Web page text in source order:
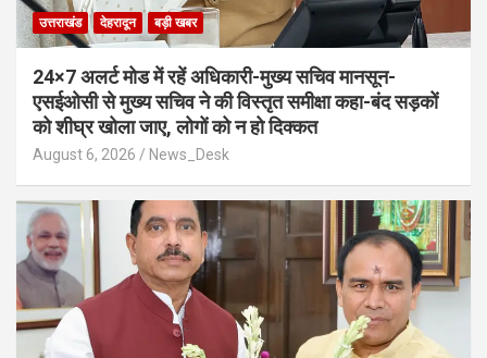
उत्तराखंड देहरादून बड़ी खबर
24×7 अलर्ट मोड में रहें अधिकारी-मुख्य सचिव मानसून-
एसईओसी से मुख्य सचिव ने की विस्तृत समीक्षा कहा-बंद सड़कों
को शीघ्र खोला जाए, लोगों को न हो दिक्कत
August 6, 2026 News_Desk